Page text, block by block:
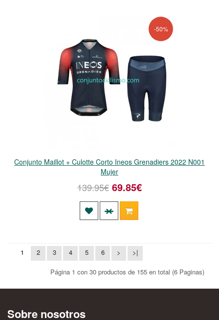
-50%
Conjunto Maillot + Culotte Corto Ineos Grenadiers 2022 N001
Mujer
139.95€ 69.85€
1 2 3 4 5 6 > >|
Página 1 con 30 productos de 155 en total (6 Paginas)
Sobre nosotros